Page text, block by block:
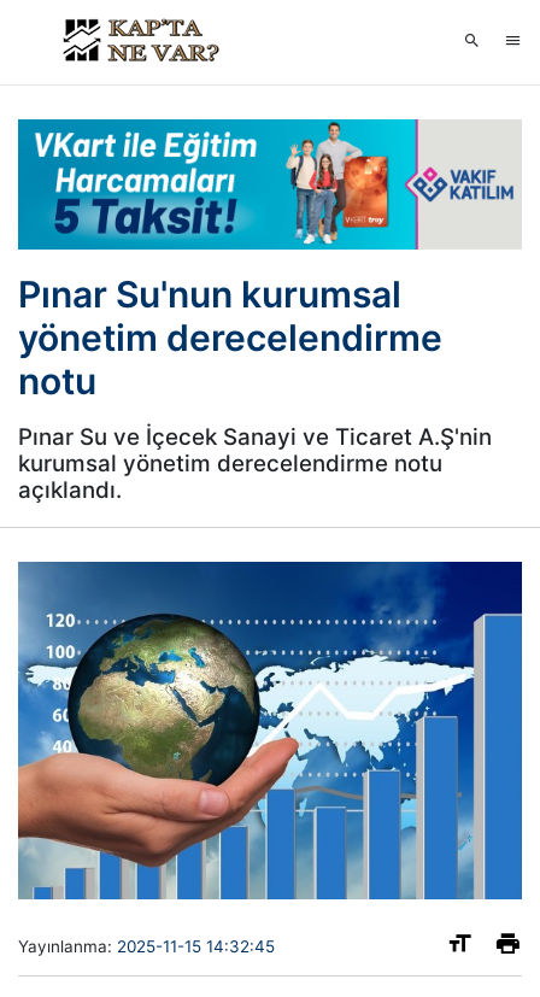
Pınar Su'nun kurumsal
yönetim derecelendirme
notu
Pınar Su ve İçecek Sanayi ve Ticaret A.Ş'nin
kurumsal yönetim derecelendirme notu
açıklandı.
Yayınlanma: 2025-11-15 14:32:45